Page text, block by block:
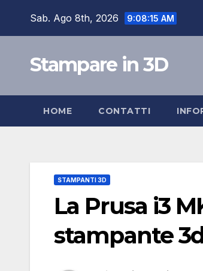
Sab. Ago 8th, 2026 9:08:16 AM
Stampare in 3D
HOME CONTATTI
STAMPANTI 3D
La Prusa i3
stampante